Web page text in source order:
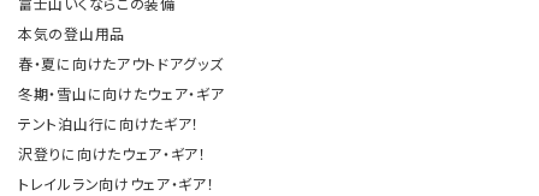
本気の登山用品
春・夏に向けたアウトドアグッズ
冬期・雪山に向けたウェア・ギア
テント泊山行に向けたギア！
沢登りに向けたウェア・ギア！
トレイルラン向けウェア・ギア！